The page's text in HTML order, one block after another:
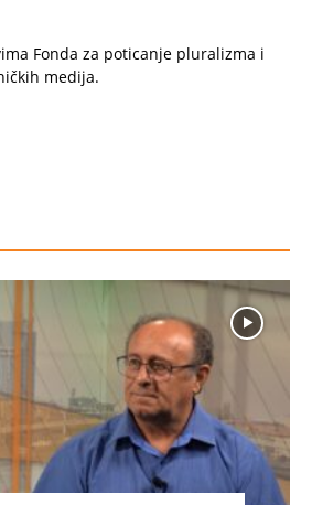
Fonda za poticanje pluralizma i
medija.